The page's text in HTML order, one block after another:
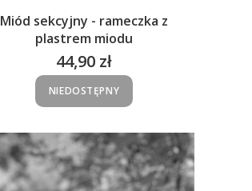
Miód sekcyjny - rameczka z
plastrem miodu
Cena
44,90 zł
NIEDOSTĘPNY